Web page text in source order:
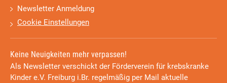
Newsletter Anmeldung
Cookie Einstellungen
Keine Neuigkeiten mehr verpassen!
Als Newsletter verschickt der Förderverein für krebskranke
Kinder e.V. Freiburg i.Br. regelmäßig per Mail aktuelle